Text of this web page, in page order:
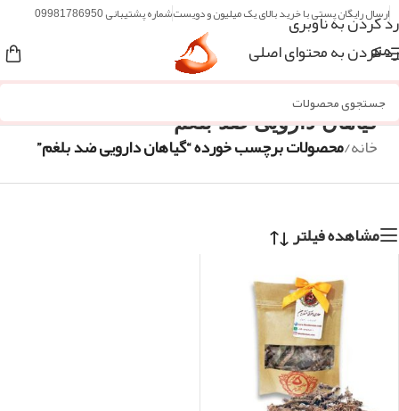
رد کردن به ناوبری
رد کردن به محتوای اصلی
ارسال رایگان پستی با خرید بالای یک میلیون و دویستشماره پشتیبانی 09981786950
منو
گیاهان دارویی ضد بلغم
خانه/محصولات برچسب خورده “گیاهان دارویی ضد بلغم”
مشاهده فیلتر